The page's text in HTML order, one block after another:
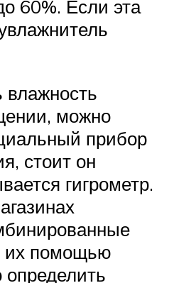
60%. Если эта
можно
прибор
стоит он
гигрометр.
их помощью